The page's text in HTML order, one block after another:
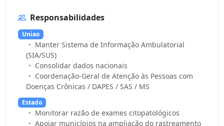
Responsabilidades
Uniao
Manter Sistema de Informação Ambulatorial
(SIA/SUS)
Consolidar dados nacionais
Coordenação-Geral de Atenção às Pessoas com
Doenças Crônicas / DAPES / SAS / MS
Estado
Monitorar razão de exames citopatológicos
Apoiar municípios na ampliação do rastreamento